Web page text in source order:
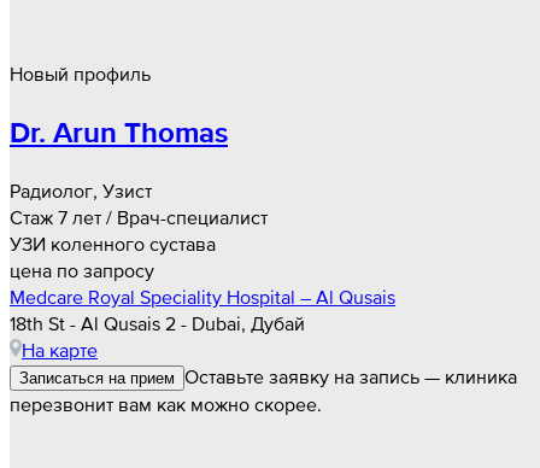
Новый профиль
Dr. Arun Thomas
Радиолог, Узист
Стаж 7 лет / Врач-специалист
УЗИ коленного сустава
цена по запросу
Medcare Royal Speciality Hospital – Al Qusais
18th St - Al Qusais 2 - Dubai, Дубай
На карте
Записаться на прием Оставьте заявку на запись — клиника
перезвонит вам как можно скорее.